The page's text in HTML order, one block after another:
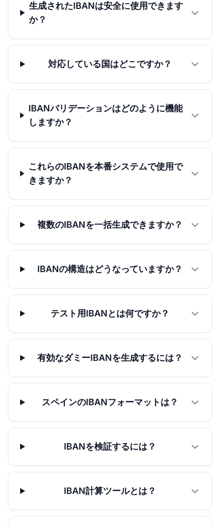
生成されたIBANは安全に使用できます
か？
対応している国はどこですか？
IBANバリデーションはどのように機能
しますか？
これらのIBANを本番システムで使用で
きますか？
複数のIBANを一括生成できますか？
IBANの構造はどうなっていますか？
テスト用IBANとは何ですか？
有効なダミーIBANを生成するには？
スペインのIBANフォーマットは？
IBANを検証するには？
IBAN計算ツールとは？